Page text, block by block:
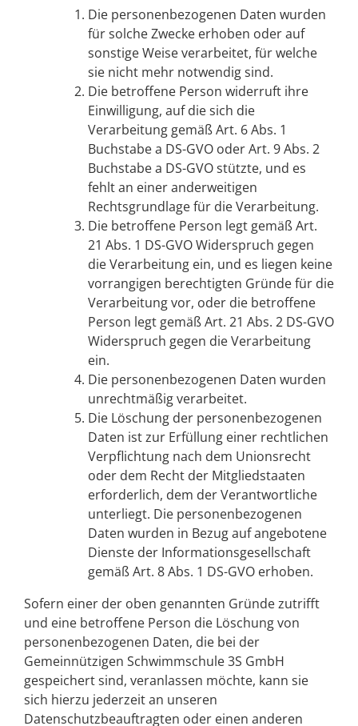
Die personenbezogenen Daten wurden
für solche Zwecke erhoben oder auf
sonstige Weise verarbeitet, für welche
sie nicht mehr notwendig sind.
Die betroffene Person widerruft ihre
Einwilligung, auf die sich die
Verarbeitung gemäß Art. 6 Abs. 1
Buchstabe a DS-GVO oder Art. 9 Abs. 2
Buchstabe a DS-GVO stützte, und es
fehlt an einer anderweitigen
Rechtsgrundlage für die Verarbeitung.
Die betroffene Person legt gemäß Art.
21 Abs. 1 DS-GVO Widerspruch gegen
die Verarbeitung ein, und es liegen keine
vorrangigen berechtigten Gründe für die
Verarbeitung vor, oder die betroffene
Person legt gemäß Art. 21 Abs. 2 DS-GVO
Widerspruch gegen die Verarbeitung
ein.
Die personenbezogenen Daten wurden
unrechtmäßig verarbeitet.
Die Löschung der personenbezogenen
Daten ist zur Erfüllung einer rechtlichen
Verpflichtung nach dem Unionsrecht
oder dem Recht der Mitgliedstaaten
erforderlich, dem der Verantwortliche
unterliegt. Die personenbezogenen
Daten wurden in Bezug auf angebotene
Dienste der Informationsgesellschaft
gemäß Art. 8 Abs. 1 DS-GVO erhoben.
Sofern einer der oben genannten Gründe zutrifft
und eine betroffene Person die Löschung von
personenbezogenen Daten, die bei der
Gemeinnützigen Schwimmschule 3S GmbH
gespeichert sind, veranlassen möchte, kann sie
sich hierzu jederzeit an unseren
Datenschutzbeauftragten oder einen anderen